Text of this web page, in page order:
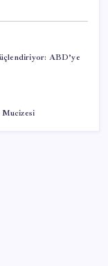
ABD’ye
Mucizesi